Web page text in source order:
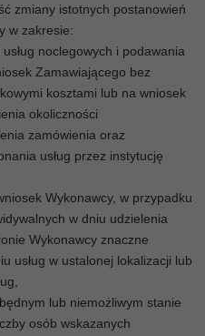
zmiany istotnych postanowień
w zakresie:
noclegowych i podawania
Zamawiającego bez
kosztami lub na wniosek
okoliczności
zamówienia oraz
usług przez instytucję
Wykonawcy, w przypadku
w dniu udzielenia
Wykonawcy znaczne
usług w ustalonej lokalizacji lub
lub niemożliwym stanie
osób wskazanych